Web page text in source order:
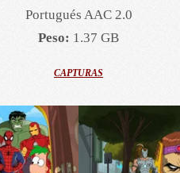
Portugués AAC 2.0
Peso: 1.37 GB
CAPTURAS